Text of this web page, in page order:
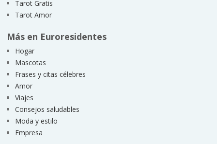
Tarot Gratis
Tarot Amor
Más en Euroresidentes
Hogar
Mascotas
Frases y citas célebres
Amor
Viajes
Consejos saludables
Moda y estilo
Empresa